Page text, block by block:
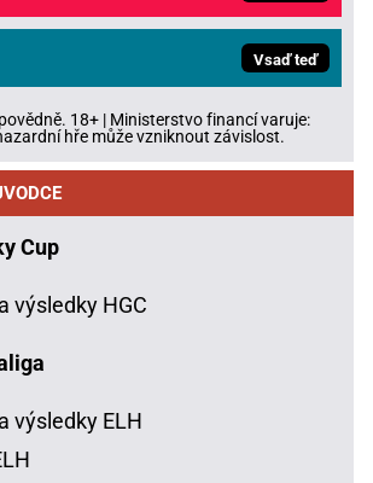
Vsaď teď
18+ | Ministerstvo financí varuje:
hře může vzniknout závislost.
Cup
výsledky HGC
výsledky ELH